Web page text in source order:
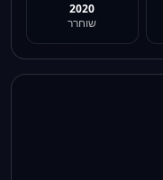
2020
שוחרר